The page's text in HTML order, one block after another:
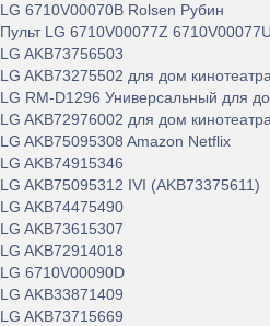
LG 6710V00070B Rolsen Рубин
Пульт LG 6710V00077Z 6710V00077U
LG AKB73756503
LG AKB73275502 для дом кинотеатра
LG RM-D1296 Универсальный для
LG AKB72976002 для дом кинотеатра
LG AKB75095308 Amazon Netflix
LG AKB74915346
LG AKB75095312 IVI (AKB73375611)
LG AKB74475490
LG AKB73615307
LG AKB72914018
LG 6710V00090D
LG AKB33871409
LG AKB73715669